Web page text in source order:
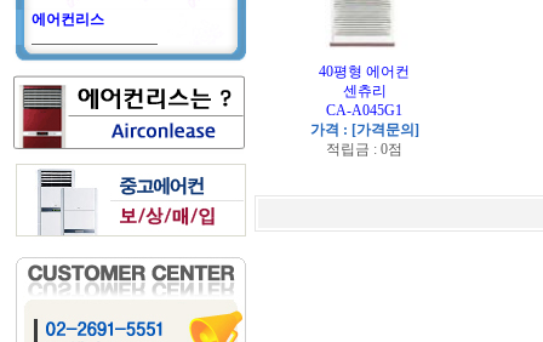
에어컨리스
40평형 에어컨
센츄리
CA-A045G1
가격 : [가격문의]
적립금 : 0점